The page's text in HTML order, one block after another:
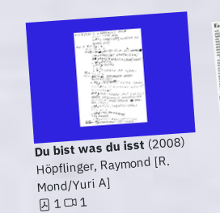
Du bist was du isst(2008)
Höpflinger, Raymond [R.
Mond/Yuri A]
1 1